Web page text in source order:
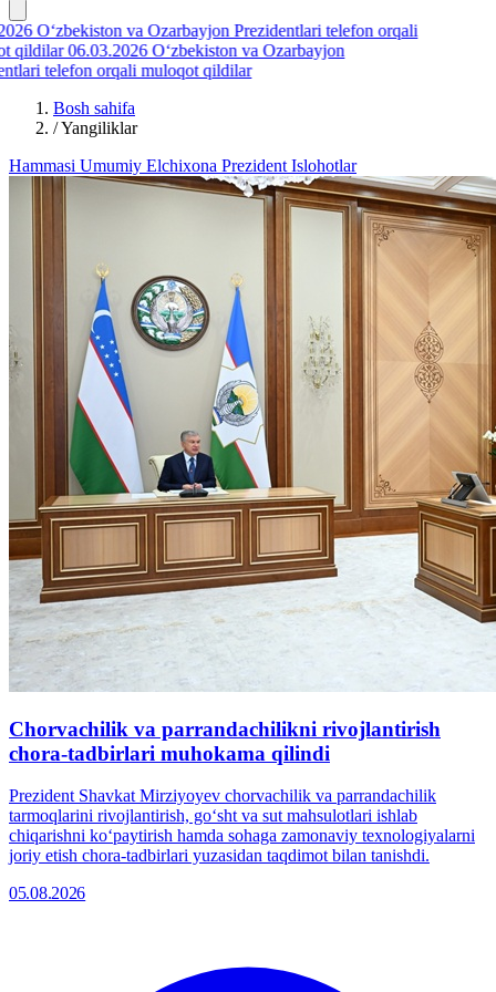
O‘zbekiston va Ozarbayjon Prezidentlari telefon orqali
06.03.2026 O‘zbekiston va Ozarbayjon
telefon orqali muloqot qildilar
Bosh sahifa
/Yangiliklar
Hammasi Umumiy Elchixona Prezident Islohotlar
Chorvachilik va parrandachilikni rivojlantirish
chora-tadbirlari muhokama qilindi
Prezident Shavkat Mirziyoyev chorvachilik va parrandachilik
tarmoqlarini rivojlantirish, goʻsht va sut mahsulotlari ishlab
chiqarishni koʻpaytirish hamda sohaga zamonaviy texnologiyalarni
joriy etish chora-tadbirlari yuzasidan taqdimot bilan tanishdi.
05.08.2026